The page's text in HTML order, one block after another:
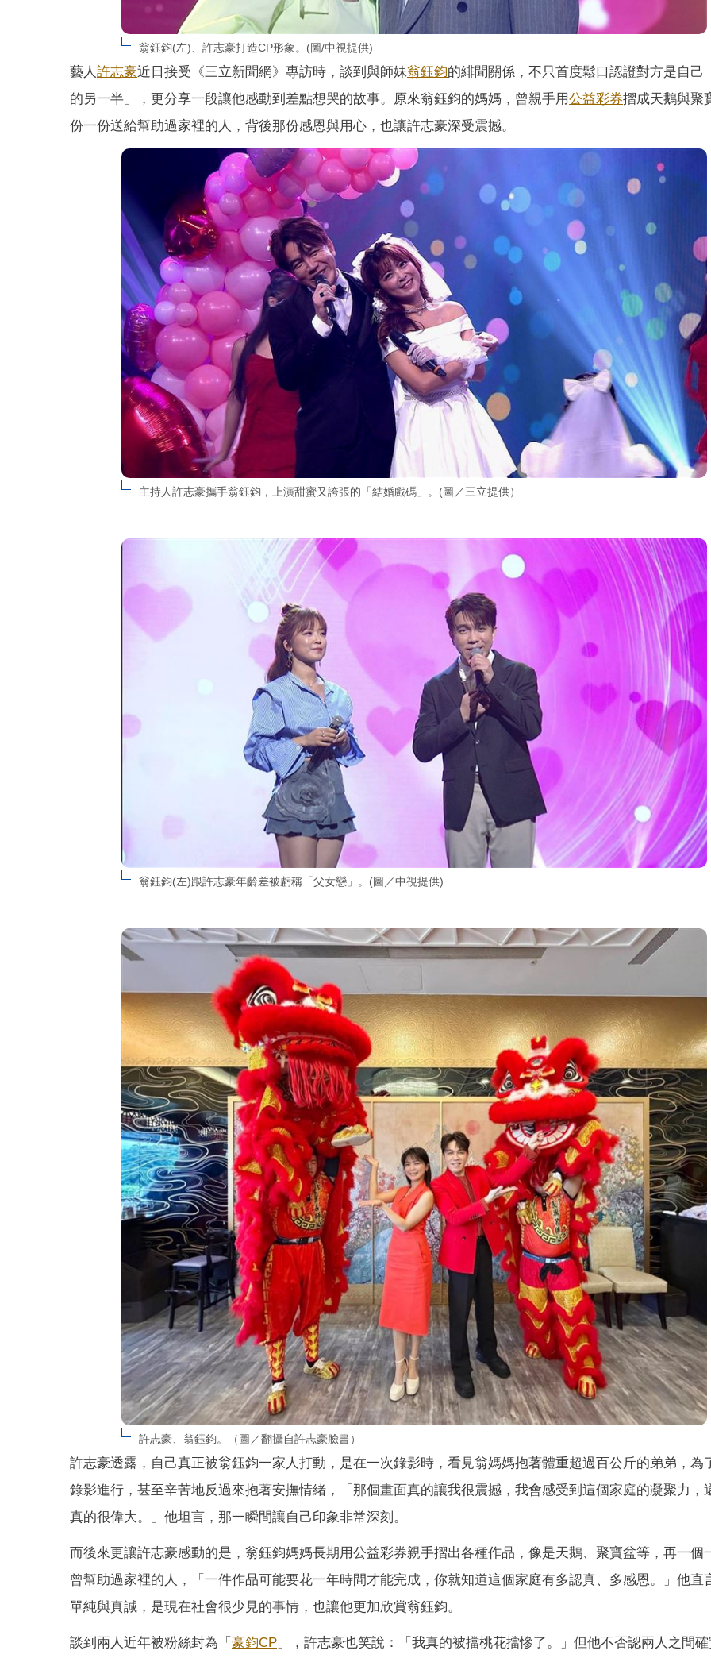
翁鈺鈞(左)、許志豪打造CP形象。(圖/中視提供)
藝人許志豪近日接受《三立新聞網》專訪時，談到與師妹翁鈺鈞的緋聞關係，不只首度鬆口認證對方是自己
的另一半」，更分享一段讓他感動到差點想哭的故事。原來翁鈺鈞的媽媽，曾親手用公益彩券摺成天鵝與聚
份一份送給幫助過家裡的人，背後那份感恩與用心，也讓許志豪深受震撼。
主持人許志豪攜手翁鈺鈞，上演甜蜜又誇張的「結婚戲碼」。(圖／三立提供）
翁鈺鈞(左)跟許志豪年齡差被虧稱「父女戀」。(圖／中視提供)
許志豪、翁鈺鈞。（圖／翻攝自許志豪臉書）
許志豪透露，自己真正被翁鈺鈞一家人打動，是在一次錄影時，看見翁媽媽抱著體重超過百公斤的弟弟，為
錄影進行，甚至辛苦地反過來抱著安撫情緒，「那個畫面真的讓我很震撼，我會感受到這個家庭的凝聚力，
真的很偉大。」他坦言，那一瞬間讓自己印象非常深刻。
而後來更讓許志豪感動的是，翁鈺鈞媽媽長期用公益彩券親手摺出各種作品，像是天鵝、聚寶盆等，再一個
曾幫助過家裡的人，「一件作品可能要花一年時間才能完成，你就知道這個家庭有多認真、多感恩。」他直
單純與真誠，是現在社會很少見的事情，也讓他更加欣賞翁鈺鈞。
談到兩人近年被粉絲封為「 豪鈞CP 」，許志豪也笑說：「我真的被擋桃花擋慘了。」但他不否認兩人之間